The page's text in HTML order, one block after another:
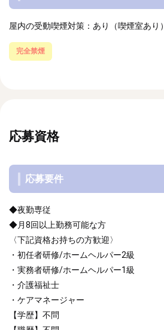
屋内の受動喫煙対策：あり（喫煙室あり）
完全禁煙
応募資格
応募要件
◆夜勤専従
◆月8回以上勤務可能な方
〈下記資格お持ちの方歓迎〉
・初任者研修/ホームヘルパー2級
・実務者研修/ホームヘルパー1級
・介護福祉士
・ケアマネージャー
【学歴】不問